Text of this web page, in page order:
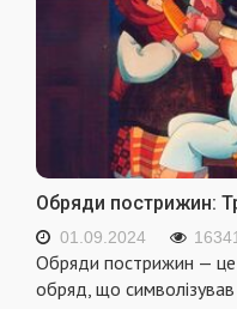
Обряди пострижин:
01.09.2024
Обряди пострижин — це
обряд, що